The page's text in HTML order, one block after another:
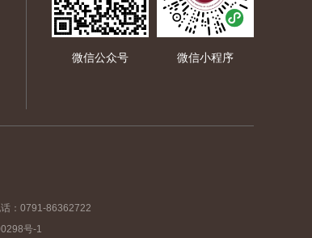
微信公众号 微信小程序
：0791-86362722
号-1